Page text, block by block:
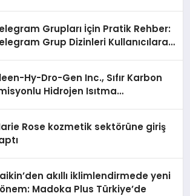
Grupları İçin Pratik Rehber:
Grup Dizinleri Kullanıcılara
Hy-Dro-Gen Inc., Sıfır Karbon
Hidrojen Isıtma
Rose kozmetik sektörüne giriş
akıllı iklimlendirmede yeni
Madoka Plus Türkiye’de